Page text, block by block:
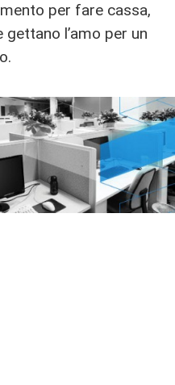
per fare cassa,
l’amo per un